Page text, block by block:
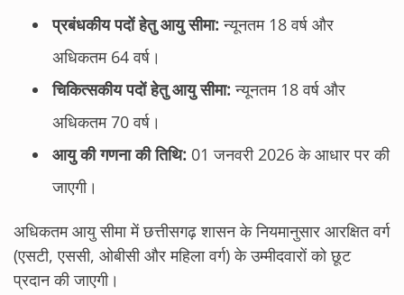
प्रबंधकीय पदों हेतु आयु सीमा: न्यूनतम 18 वर्ष और
अधिकतम 64 वर्ष।
चिकित्सकीय पदों हेतु आयु सीमा: न्यूनतम 18 वर्ष और
अधिकतम 70 वर्ष।
आयु की गणना की तिथि: 01 जनवरी 2026 के आधार पर की
जाएगी।
अधिकतम आयु सीमा में छत्तीसगढ़ शासन के नियमानुसार आरक्षित वर्ग
(एसटी, एससी, ओबीसी और महिला वर्ग) के उम्मीदवारों को छूट
प्रदान की जाएगी।